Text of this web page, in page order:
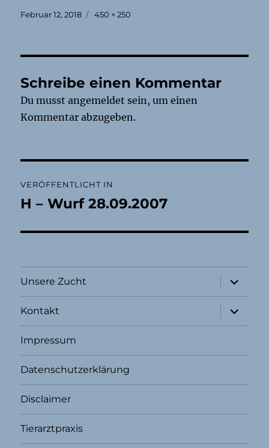
Veröffentlicht
Februar 12, 2018 Originalgröße
450 × 250
Schreibe einen Kommentar
Du musstangemeldet sein, um einen
Kommentar abzugeben.
VERÖFFENTLICHT IN
H – Wurf 28.09.2007
Unsere Zucht
öffnen
Kontakt
öffnen
Impressum
Datenschutzerklärung
Disclaimer
Tierarztpraxis